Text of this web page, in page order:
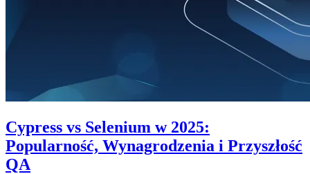
Cypress vs Selenium w 2025:
Popularność, Wynagrodzenia i Przyszłość
QA